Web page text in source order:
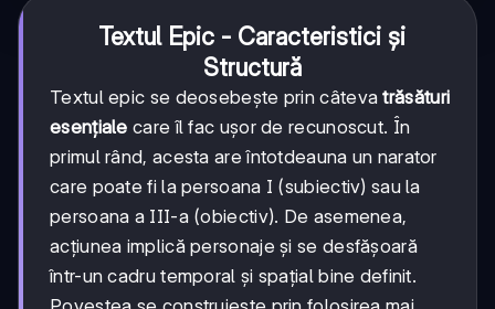
Textul Epic - Caracteristici și
Structură
Textul epic se deosebește prin câtevatrăsături
esențiale care îl fac ușor de recunoscut. În
primul rând, acesta are întotdeauna un narator
care poate fi la persoana I (subiectiv) sau la
persoana a III-a (obiectiv). De asemenea,
acțiunea implică personaje și se desfășoară
într-un cadru temporal și spațial bine definit.